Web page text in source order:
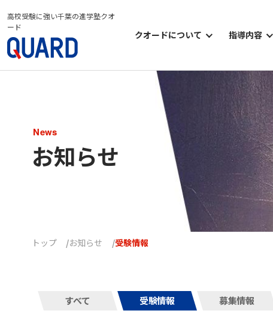
高校受験に強い千葉の進学塾クオ
ード
クオードについて
クオードについて
クオードの考え方
クオードのシステム
クオードの学習環境
クオードのイベント
指導内容
小学部
中学部
高等部
オプシ
News
お知らせ
トップ お知らせ 受験情報
募集情報
受験情報
すべて